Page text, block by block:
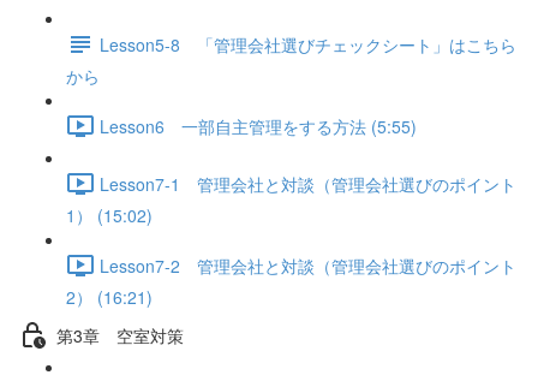
Lesson5-8 「管理会社選びチェックシート」はこちら
から
Lesson6 一部自主管理をする方法 (5:55)
Lesson7-1 管理会社と対談（管理会社選びのポイント
1） (15:02)
Lesson7-2 管理会社と対談（管理会社選びのポイント
2） (16:21)
第3章 空室対策